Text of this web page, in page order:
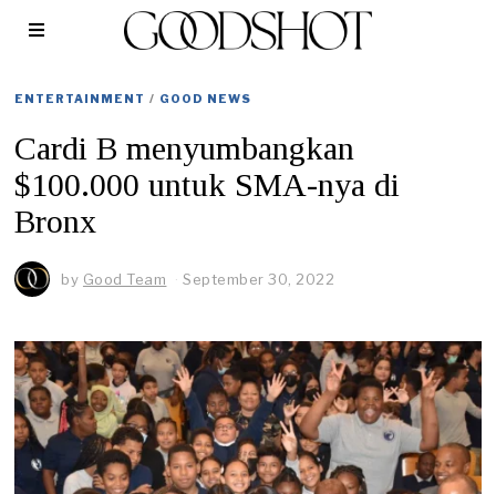
ENTERTAINMENT / GOOD NEWS
Cardi B menyumbangkan
$100.000 untuk SMA-nya di
Bronx
by Good Team September 30, 2022
t
e
m
b
e
3
0